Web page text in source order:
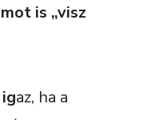
is „visz
az, ha a